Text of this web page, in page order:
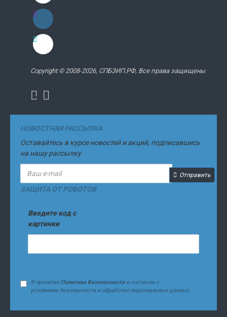
Copyright © 2008-2026, СПБЗИП.РФ, Все права защищены
НОВОСТНАЯ РАССЫЛКА
Оставайтесь в курсе новостей и акций, подписавшись
на нашу рассылку
Отправить
ЗАЩИТА ОТ РОБОТОВ
Введите код с
картинки
Я прочитал Политика Безопасностии согласен с
условиями безопасности и обработки персональных данных